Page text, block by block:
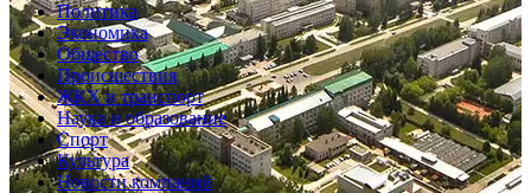
Политика
Экономика
Общество
Происшествия
ЖКХ и транспорт
Наука и образование
Спорт
Культура
Новости компаний